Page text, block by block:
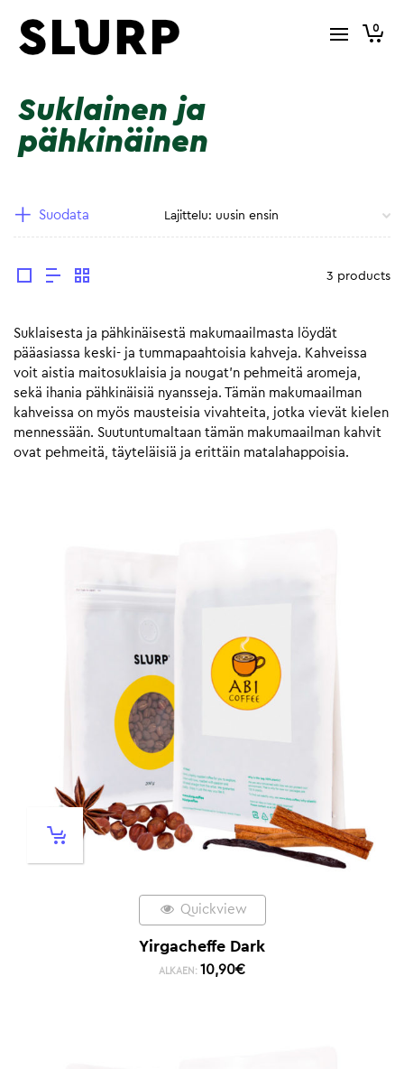
0
Suklainen ja
pähkinäinen
Suodata
3 products
Suklaisesta ja pähkinäisestä makumaailmasta löydät
pääasiassa keski- ja tummapaahtoisia kahveja. Kahveissa
voit aistia maitosuklaisia ja nougat’n pehmeitä aromeja,
sekä ihania pähkinäisiä nyansseja. Tämän makumaailman
kahveissa on myös mausteisia vivahteita, jotka vievät kielen
mennessään. Suutuntumaltaan tämän makumaailman kahvit
ovat pehmeitä, täyteläisiä ja erittäin matalahappoisia.
Quickview
Yirgacheffe Dark
ALKAEN: 10,90€